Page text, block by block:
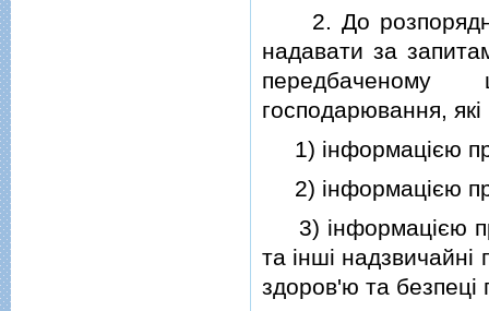
2. До
надавати за
господарювання,
1) iнформацiєю
2) iнформацiєю про
3) iнформацiєю
та iншi надзвичайнi
здоров'ю та безпецi